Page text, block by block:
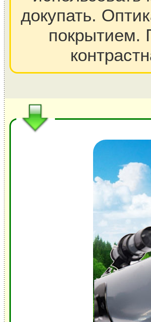
докупать.
покрытием.